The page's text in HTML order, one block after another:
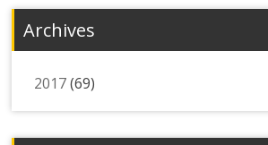
Archives
2017(69)